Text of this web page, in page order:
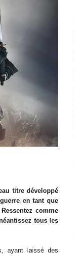
titre développé
en tant que
comme
tous les
ayant laissé des